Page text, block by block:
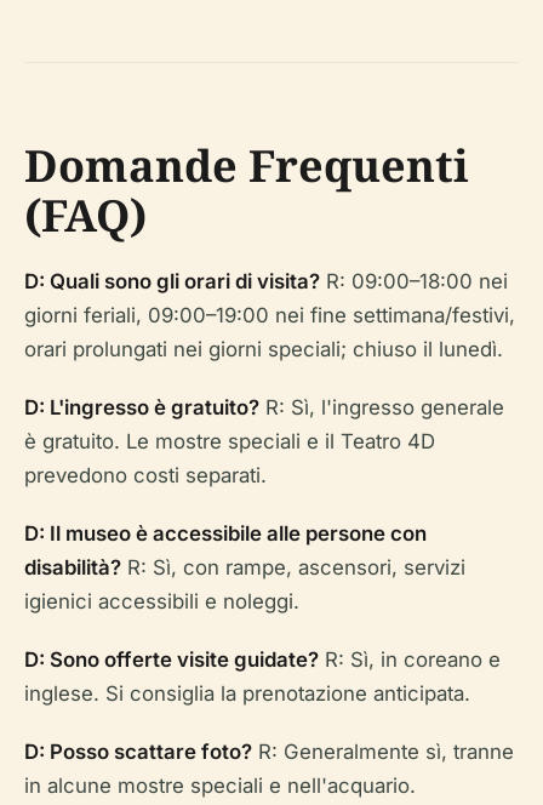
Domande Frequenti
(FAQ)
D: Quali sono gli orari di visita? R: 09:00–18:00 nei
giorni feriali, 09:00–19:00 nei fine settimana/festivi,
orari prolungati nei giorni speciali; chiuso il lunedì.
D: L'ingresso è gratuito? R: Sì, l'ingresso generale
è gratuito. Le mostre speciali e il Teatro 4D
prevedono costi separati.
D: Il museo è accessibile alle persone con
disabilità? R: Sì, con rampe, ascensori, servizi
igienici accessibili e noleggi.
D: Sono offerte visite guidate? R: Sì, in coreano e
inglese. Si consiglia la prenotazione anticipata.
D: Posso scattare foto? R: Generalmente sì, tranne
in alcune mostre speciali e nell'acquario.